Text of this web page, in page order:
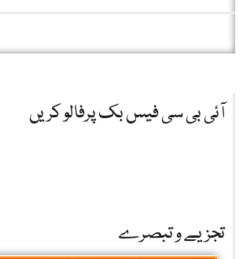
آئی بی سی فیس بک پرفالو کریں
تجزیے و تبصرے